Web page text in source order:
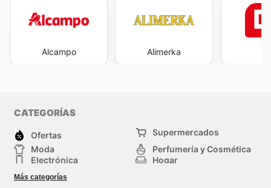
Alcampo Alimerka
CATEGORÍAS
Ofertas
Supermercados
Moda
Perfumería y Cosmética
Electrónica
Hogar
Deporte
Juguetes y bebés
Más categorías